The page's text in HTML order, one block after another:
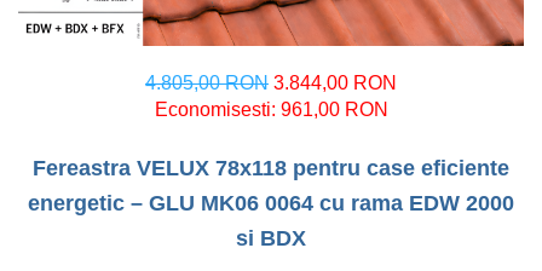
4.805,00 RON 3.844,00 RON
Economisesti: 961,00 RON
Fereastra VELUX 78x118 pentru case eficiente
energetic – GLU MK06 0064 cu rama EDW 2000
si BDX